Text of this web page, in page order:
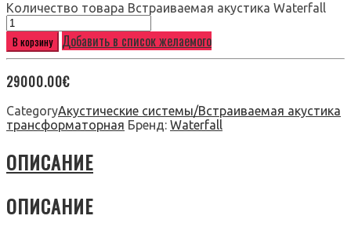
Количество товара Встраиваемая акустика Waterfall
В корзину Добавить в список желаемого
29000.00€
CategoryАкустические системы/Встраиваемая акустика
трансформаторная Бренд: Waterfall
ОПИСАНИЕ
ОПИСАНИЕ